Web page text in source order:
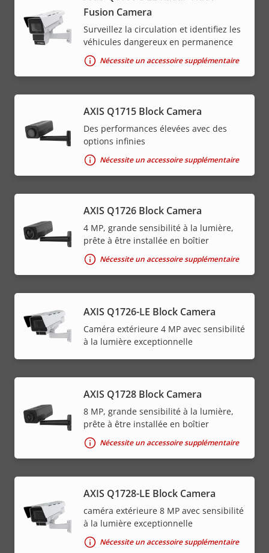
Fusion Camera
Surveillez la circulation et identifiez les
véhicules dangereux en permanence
Nécessite un accessoire supplémentaire
AXIS Q1715 Block Camera
Des performances élevées avec des
options infinies
Nécessite un accessoire supplémentaire
AXIS Q1726 Block Camera
4 MP, grande sensibilité à la lumière,
prête à être installée en boîtier
Nécessite un accessoire supplémentaire
AXIS Q1726-LE Block Camera
Caméra extérieure 4 MP avec sensibilité
à la lumière exceptionnelle
AXIS Q1728 Block Camera
8 MP, grande sensibilité à la lumière,
prête à être installée en boîtier
Nécessite un accessoire supplémentaire
AXIS Q1728-LE Block Camera
caméra extérieure 8 MP avec sensibilité
à la lumière exceptionnelle
Nécessite un accessoire supplémentaire